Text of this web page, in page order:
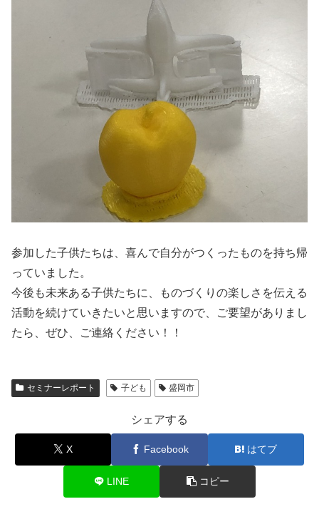
参加した子供たちは、喜んで自分がつくったものを持ち帰
っていました。
今後も未来ある子供たちに、ものづくりの楽しさを伝える
活動を続けていきたいと思いますので、ご要望がありまし
たら、ぜひ、ご連絡ください！！
セミナーレポート 子ども 盛岡市
シェアする
X Facebook はてブ
LINE コピー